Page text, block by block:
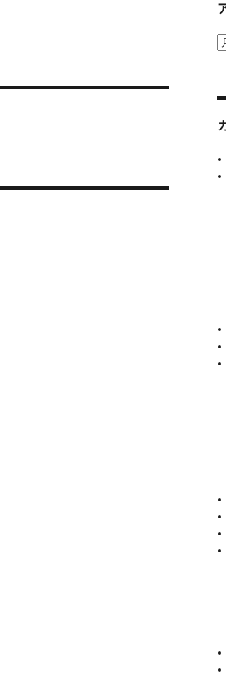
ア